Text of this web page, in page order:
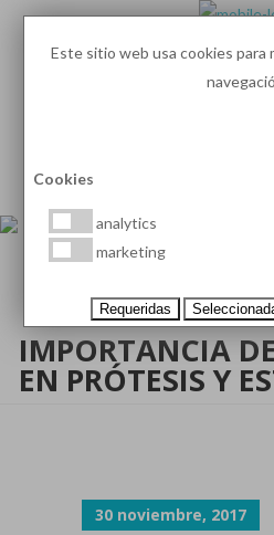
IMPORTANCIA
EN PRÓTESIS Y
30 noviembre, 2017
Este sitio web usa cookies para
Cookies
analytics
marketing
Requeridas